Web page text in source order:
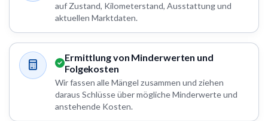
auf Zustand, Kilometerstand, Ausstattung und
aktuellen Marktdaten.
Ermittlung von Minderwerten und
Folgekosten
Wir fassen alle Mängel zusammen und ziehen
daraus Schlüsse über mögliche Minderwerte und
anstehende Kosten.